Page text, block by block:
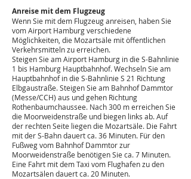
Anreise mit dem Flugzeug
Wenn Sie mit dem Flugzeug anreisen, haben Sie
vom Airport Hamburg verschiedene
Möglichkeiten, die Mozartsäle mit öffentlichen
Verkehrsmitteln zu erreichen.
Steigen Sie am Airport Hamburg in die S-Bahnlinie
1 bis Hamburg Hauptbahnhof. Wechseln Sie am
Hauptbahnhof in die S-Bahnlinie S 21 Richtung
Elbgaustraße. Steigen Sie am Bahnhof Dammtor
(Messe/CCH) aus und gehen Richtung
Rothenbaumchaussee. Nach 300 m erreichen Sie
die Moorweidenstraße und biegen links ab. Auf
der rechten Seite liegen die Mozartsäle. Die Fahrt
mit der S-Bahn dauert ca. 36 Minuten. Für den
Fußweg vom Bahnhof Dammtor zur
Moorweidenstraße benötigen Sie ca. 7 Minuten.
Eine Fahrt mit dem Taxi vom Flughafen zu den
Mozartsälen dauert ca. 20 Minuten.